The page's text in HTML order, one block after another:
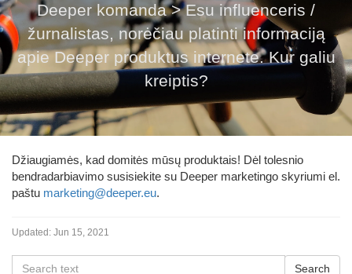
Deeper komanda> Esu influenceris /
žurnalistas, norėčiau platinti informaciją
apie Deeper produktus internete. Kur galiu
kreiptis?
Džiaugiamės, kad domitės mūsų produktais! Dėl tolesnio
bendradarbiavimo susisiekite su Deeper marketingo skyriumi el.
paštu marketing@deeper.eu.
Updated: Jun 15, 2021